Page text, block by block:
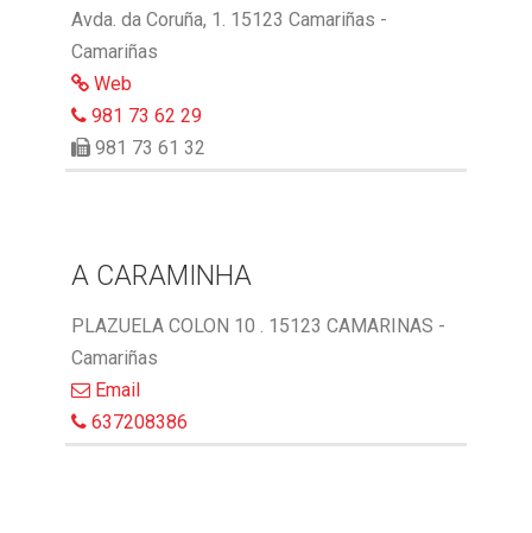
Avda. da Coruña, 1. 15123 Camariñas -
Camariñas
Web
981 73 62 29
981 73 61 32
A CARAMINHA
PLAZUELA COLON 10 . 15123 CAMARINAS -
Camariñas
Email
637208386